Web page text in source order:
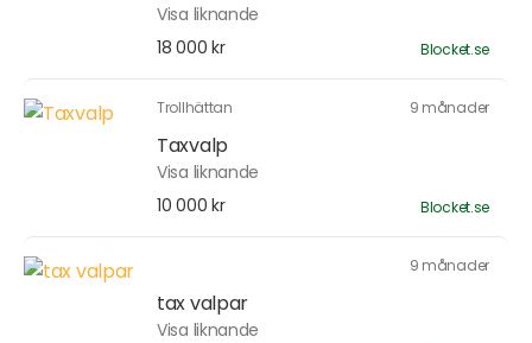
Visa liknande
18 000 kr
Blocket.se
Trollhättan 9 månader
Taxvalp
Visa liknande
10 000 kr
Blocket.se
9 månader
tax valpar
Visa liknande